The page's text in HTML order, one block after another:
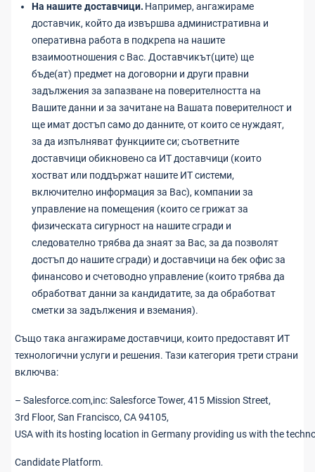
На нашите доставчици. Например, ангажираме
доставчик, който да извършва административна и
оперативна работа в подкрепа на нашите
взаимоотношения с Вас. Доставчикът(ците) ще
бъде(ат) предмет на договорни и други правни
задължения за запазване на поверителността на
Вашите данни и за зачитане на Вашата поверителност и
ще имат достъп само до данните, от които се нуждаят,
за да изпълняват функциите си; съответните
доставчици обикновено са ИТ доставчици (които
хостват или поддържат нашите ИТ системи,
включително информация за Вас), компании за
управление на помещения (които се грижат за
физическата сигурност на нашите сгради и
следователно трябва да знаят за Вас, за да позволят
достъп до нашите сгради) и доставчици на бек офис за
финансово и счетоводно управление (които трябва да
обработват данни за кандидатите, за да обработват
сметки за задължения и вземания).
Също така ангажираме доставчици, които предоставят ИТ
технологични услуги и решения. Тази категория трети страни
включва:
– Salesforce.com,inc: Salesforce Tower, 415 Mission Street,
3rd Floor, San Francisco, CA 94105,
USA with its hosting location in Germany providing us with the
Candidate Platform.